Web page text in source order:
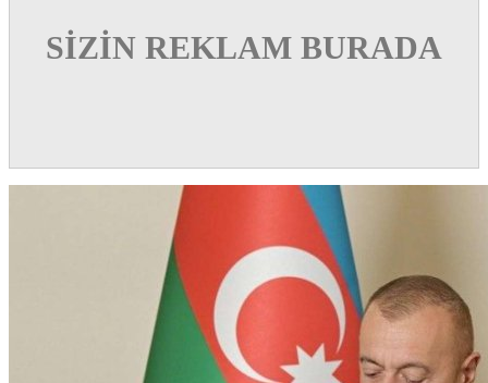
SİZİN REKLAM BURADA